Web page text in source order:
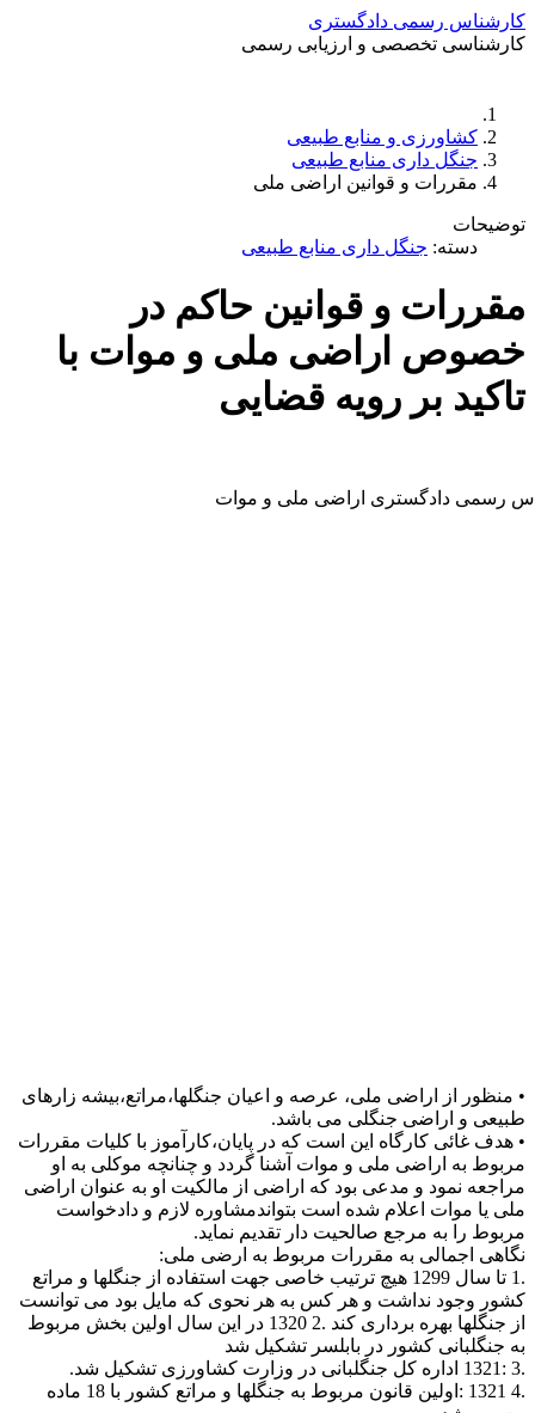
کارشناس رسمی دادگستری
کارشناسی تخصصی و ارزیابی رسمی
کشاورزی و منابع طبیعی
جنگل داری منابع طبیعی
مقررات و قوانین اراضی ملی
توضیحات
دسته: جنگل داری منابع طبیعی
مقررات و قوانین حاکم در
خصوص اراضی ملی و موات با
تاکید بر رویه قضایی
• منظور از اراضی ملی، عرصه و اعیان جنگلها،مراتع،بیشه زارهای
طبیعی و اراضی جنگلی می باشد.
• هدف غائی کارگاه این است که در پایان،کارآموز با کلیات مقررات
مربوط به اراضی ملی و موات آشنا گردد و چنانچه موکلی به او
مراجعه نمود و مدعی بود که اراضی از مالکیت او به عنوان اراضی
ملی یا موات اعلام شده است بتواندمشاوره لازم و دادخواست
مربوط را به مرجع صالحیت دار تقدیم نماید.
نگاهی اجمالی به مقررات مربوط به ارضی ملی:
.1 تا سال 1299 هیچ ترتیب خاصی جهت استفاده از جنگلها و مراتع
کشور وجود نداشت و هر کس به هر نحوی که مایل بود می توانست
از جنگلها بهره برداری کند .2 1320 در این سال اولین بخش مربوط
به جنگلبانی کشور در بابلسر تشکیل شد
.3 :1321 اداره کل جنگلبانی در وزارت کشاورزی تشکیل شد.
.4 1321 :اولین قانون مربوط به جنگلها و مراتع کشور با 18 ماده